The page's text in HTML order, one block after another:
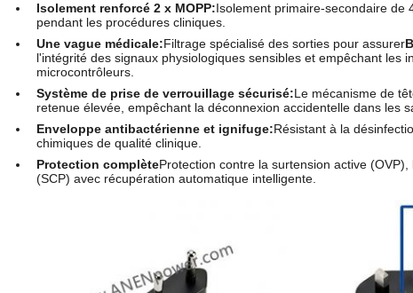
Isolement renforcé 2 x MOPP:Isolement primaire-secondaire de
pendant les procédures cliniques.
Une vague médicale:Filtrage spécialisé des sorties pour assurer
l'intégrité des signaux physiologiques sensibles et empêchant les
microcontrôleurs.
Système de prise de verrouillage sécurisé:Le mécanisme de
retenue élevée, empêchant la déconnexion accidentelle dans les
Enveloppe antibactérienne et ignifuge:Résistant à la
chimiques de qualité clinique.
Protection complèteProtection contre la surtension active
(SCP) avec récupération automatique intelligente.